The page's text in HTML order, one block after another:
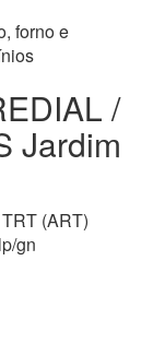
forno e
/
Jardim
(ART)
gn